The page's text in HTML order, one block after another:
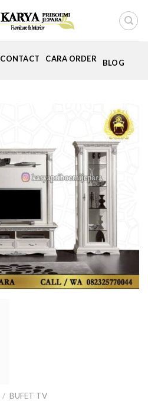
CONTACT CARA ORDER BLOG
/ BUFET TV